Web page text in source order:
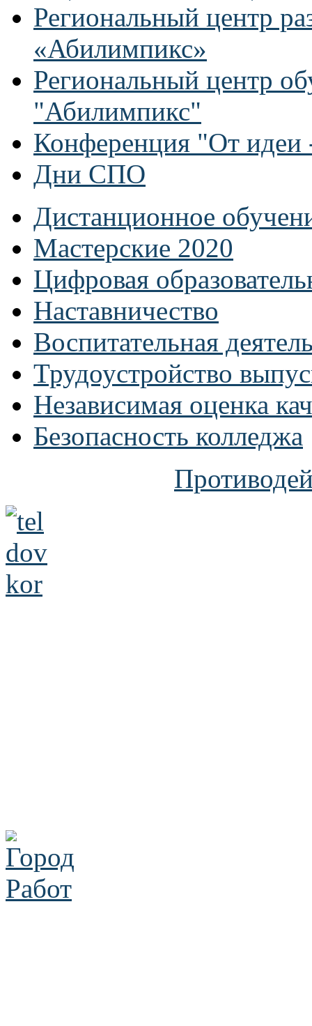
Региональный центр
«Абилимпикс»
Региональный центр
"Абилимпикс"
Конференция "От идеи
Дни СПО
Дистанционное
Мастерские 2020
Цифровая
Наставничество
Воспитательная
Трудоустройство
Независимая оценка
Безопасность колледжа